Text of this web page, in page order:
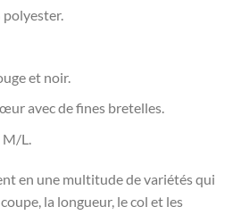
et noir.
avec de fines bretelles.
L.
en une multitude de variétés qui
la longueur, le col et les